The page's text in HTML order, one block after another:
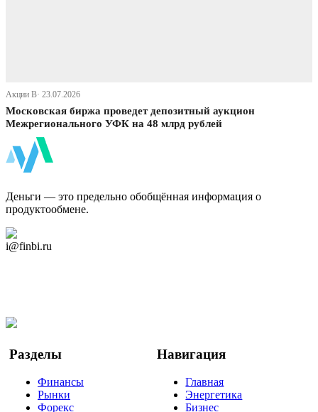
Акции В· 23.07.2026
Московская биржа проведет депозитный аукцион
Межрегионального УФК на 48 млрд рублей
Деньги — это предельно обобщённая информация о
продуктообмене.
i@finbi.ru
Разделы
Финансы
Рынки
Форекс
Навигация
Главная
Энергетика
Бизнес